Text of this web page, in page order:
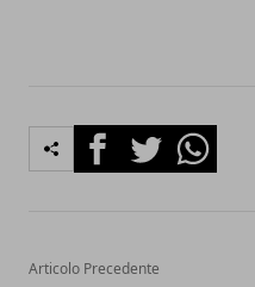
FacebookTwitterWhatsapp
Articolo Precedente